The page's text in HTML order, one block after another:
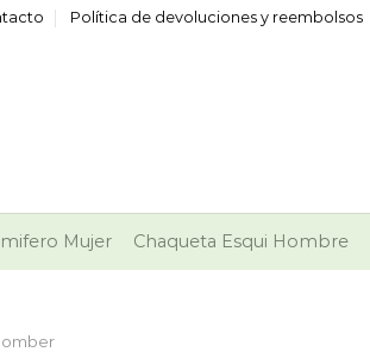
Política de devoluciones y reembolsos
Mujer Chaqueta Esqui Hombre